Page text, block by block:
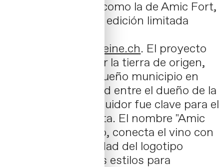
grandes historias, como la de Amic Fort,
un vino especial de edición limitada
www.vogelsangerweine.ch. El proyecto
se centró en reflejar la tierra de origen,
Alfàs de Pi, un pequeño municipio en
Alicante. La amistad entre el dueño de la
bodega y su distribuidor fue clave para el
diseño de la etiqueta. El nombre "Amic
Fort", en valenciano, conecta el vino con
su tierra. La identidad del logotipo
presenta diferentes estilos para